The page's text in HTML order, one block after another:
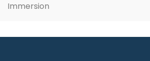
Immersion